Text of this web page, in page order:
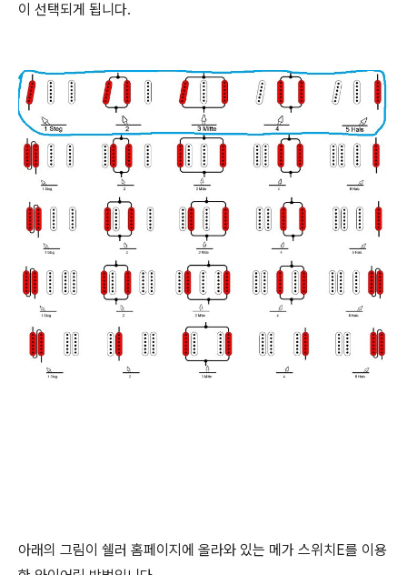
이 선택되게 됩니다.
아래의 그림이 쉘러 홈페이지에 올라와 있는 메가 스위치E를 이용